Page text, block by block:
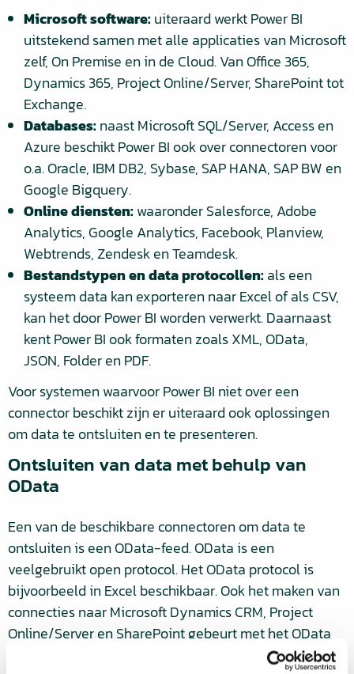
Microsoft software:uiteraard werkt Power BI
uitstekend samen met alle applicaties van Microsoft
zelf, On Premise en in de Cloud. Van Office 365,
Dynamics 365, Project Online/Server, SharePoint tot
Exchange.
Databases:naast Microsoft SQL/Server, Access en
Azure beschikt Power BI ook over connectoren voor
o.a. Oracle, IBM DB2, Sybase, SAP HANA, SAP BW en
Google Bigquery.
Online diensten:waaronder Salesforce, Adobe
Analytics, Google Analytics, Facebook, Planview,
Webtrends, Zendesk en Teamdesk.
Bestandstypen en dataprotocollen:als een
systeem data kan exporteren naar Excel of als CSV,
kan het door Power BI worden verwerkt. Daarnaast
kent Power BI ook formaten zoals XML, OData,
JSON, Folder en PDF.
Voor systemen waarvoor Power BI niet over een
connector beschikt zijn er uiteraard ook oplossingen
om data te ontsluiten en te presenteren.
Ontsluiten van data met behulp van
OData
Een van de beschikbare connectoren om data te
ontsluiten is een OData-feed. OData is een
veelgebruikt open protocol. Het OData protocol is
bijvoorbeeld in Excel beschikbaar. Ook het maken van
connecties naar Microsoft Dynamics CRM, Project
Online/Server en SharePoint gebeurt met het OData
protocol. Steeds meer publieke online diensten bieden